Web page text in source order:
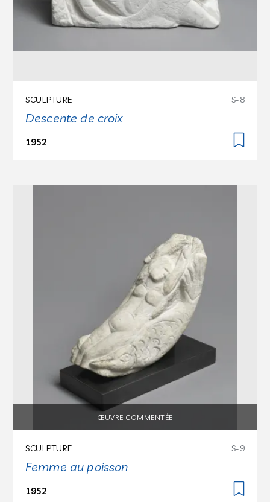
SCULPTURE S-8
Descente de croix
1952
ŒUVRE COMMENTÉE
SCULPTURE S-9
Femme au poisson
1952